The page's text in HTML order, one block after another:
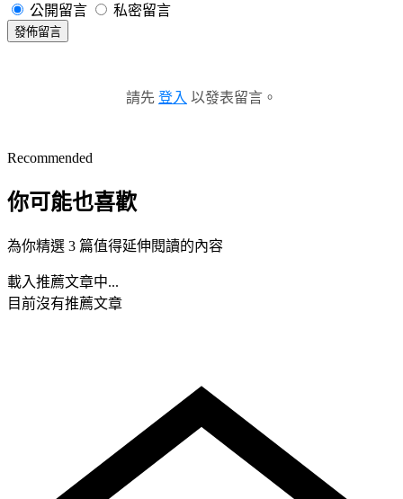
公開留言 私密留言
發佈留言
請先 登入 以發表留言。
Recommended
你可能也喜歡
為你精選 3 篇值得延伸閱讀的內容
載入推薦文章中...
目前沒有推薦文章